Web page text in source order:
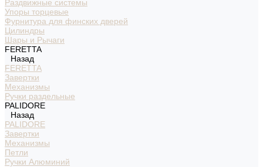
Раздвижные системы
Упоры торцевые
Фурнитура для финских дверей
Цилиндры
Шары и Рычаги
FERETTA
Назад
FERETTA
Завертки
Механизмы
Ручки раздельные
PALIDORE
Назад
PALIDORE
Завертки
Механизмы
Петли
Ручки Алюминий